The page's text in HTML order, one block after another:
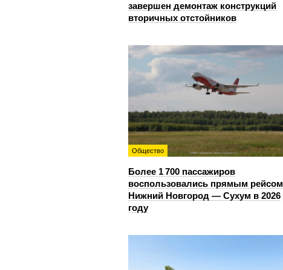
завершен демонтаж конструкций
вторичных отстойников
Общество
Более 1 700 пассажиров
воспользовались прямым рейсом
Нижний Новгород — Сухум в 2026
году